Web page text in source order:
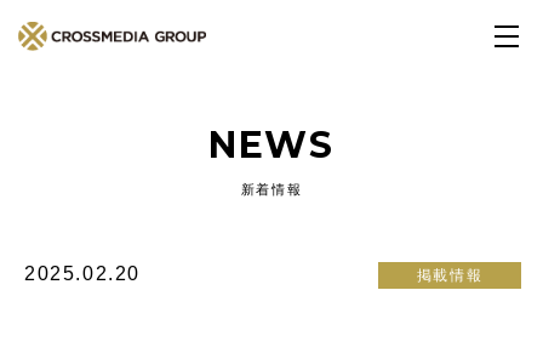
NEWS
新着情報
2025.02.20 掲載情報